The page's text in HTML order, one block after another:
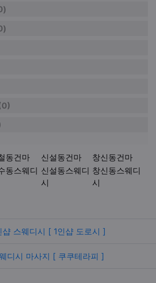
동건마 신설동건마
창신동건마
동스웨디 신설동스웨디
시
창신동스웨디
시
샵 스웨디시 [ 1인샵 도로시 ]
디시 마사지 [ 쿠쿠테라피 ]